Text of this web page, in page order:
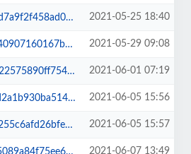
2021-05-25 18:40
2021-05-29 09:08
2021-06-01 07:19
2021-06-05 15:56
2021-06-05 15:57
2021-06-07 13:49